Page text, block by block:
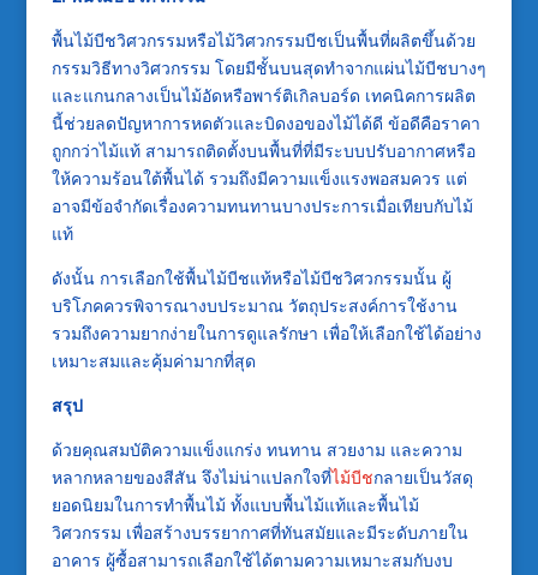
พื้นไม้บีชวิศวกรรมหรือไม้วิศวกรรมบีชเป็นพื้นที่ผลิตขึ้นด้วย
กรรมวิธีทางวิศวกรรม โดยมีชั้นบนสุดทำจากแผ่นไม้บีชบางๆ
และแกนกลางเป็นไม้อัดหรือพาร์ติเกิลบอร์ด เทคนิคการผลิต
นี้ช่วยลดปัญหาการหดตัวและบิดงอของไม้ได้ดี ข้อดีคือราคา
ถูกกว่าไม้แท้ สามารถติดตั้งบนพื้นที่ที่มีระบบปรับอากาศหรือ
ให้ความร้อนใต้พื้นได้ รวมถึงมีความแข็งแรงพอสมควร แต่
อาจมีข้อจำกัดเรื่องความทนทานบางประการเมื่อเทียบกับไม้
แท้
ดังนั้น การเลือกใช้พื้นไม้บีชแท้หรือไม้บีชวิศวกรรมนั้น ผู้
บริโภคควรพิจารณางบประมาณ วัตถุประสงค์การใช้งาน
รวมถึงความยากง่ายในการดูแลรักษา เพื่อให้เลือกใช้ได้อย่าง
เหมาะสมและคุ้มค่ามากที่สุด
สรุป
ด้วยคุณสมบัติความแข็งแกร่ง ทนทาน สวยงาม และความ
หลากหลายของสีสัน จึงไม่น่าแปลกใจที่ไม้บีชกลายเป็นวัสดุ
ยอดนิยมในการทำพื้นไม้ ทั้งแบบพื้นไม้แท้และพื้นไม้
วิศวกรรม เพื่อสร้างบรรยากาศที่ทันสมัยและมีระดับภายใน
อาคาร ผู้ซื้อสามารถเลือกใช้ได้ตามความเหมาะสมกับงบ